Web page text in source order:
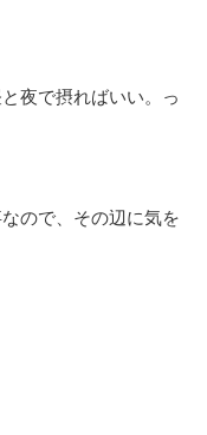
夜で摂ればいい。っ
ので、その辺に気を